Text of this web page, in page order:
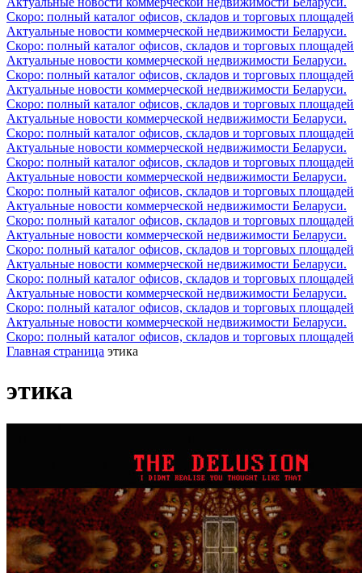
Скоро: полный каталог офисов, складов и торговых площадей
Актуальные новости коммерческой недвижимости Беларуси.
Скоро: полный каталог офисов, складов и торговых площадей
Актуальные новости коммерческой недвижимости Беларуси.
Скоро: полный каталог офисов, складов и торговых площадей
Актуальные новости коммерческой недвижимости Беларуси.
Скоро: полный каталог офисов, складов и торговых площадей
Актуальные новости коммерческой недвижимости Беларуси.
Скоро: полный каталог офисов, складов и торговых площадей
Актуальные новости коммерческой недвижимости Беларуси.
Скоро: полный каталог офисов, складов и торговых площадей
Актуальные новости коммерческой недвижимости Беларуси.
Скоро: полный каталог офисов, складов и торговых площадей
Актуальные новости коммерческой недвижимости Беларуси.
Скоро: полный каталог офисов, складов и торговых площадей
Актуальные новости коммерческой недвижимости Беларуси.
Скоро: полный каталог офисов, складов и торговых площадей
Актуальные новости коммерческой недвижимости Беларуси.
Скоро: полный каталог офисов, складов и торговых площадей
Актуальные новости коммерческой недвижимости Беларуси.
Скоро: полный каталог офисов, складов и торговых площадей
Актуальные новости коммерческой недвижимости Беларуси.
Скоро: полный каталог офисов, складов и торговых площадей
Главная страница этика
этика